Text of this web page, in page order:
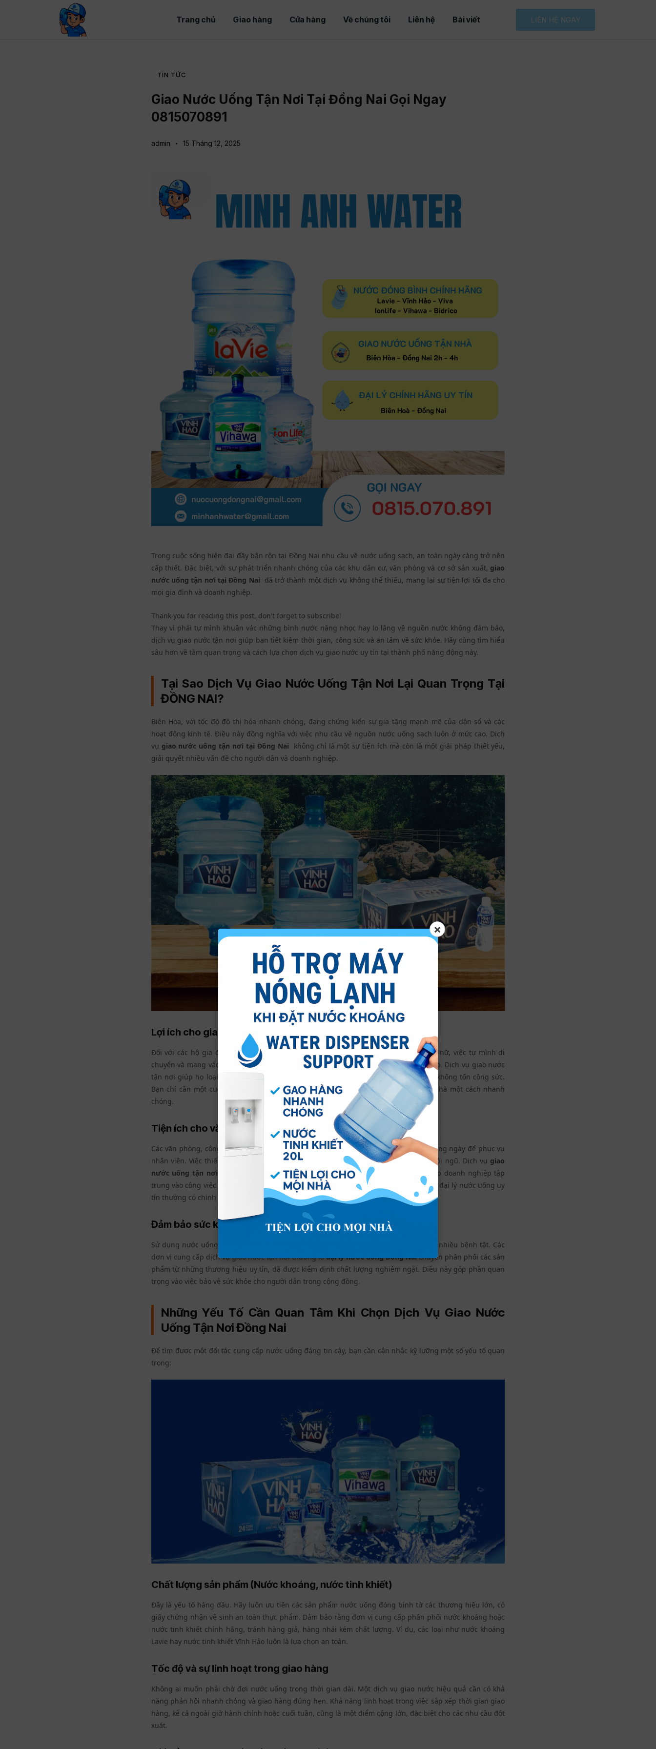
Trang chủ Giao hàng Cửa hàng Về chúng tôi Liên hệ Bài viết LIÊN HỆ NGAY
TIN TỨC
Giao Nước Uống Tận Nơi Tại Đồng Nai Gọi Ngay
0815070891
admin 15 Tháng 12, 2025
Trong cuộc sống hiện đại đầy bận rộn tại Đồng Nai nhu cầu về nước uống sạch, an toàn ngày càng trở nên
cấp thiết. Đặc biệt, với sự phát triển nhanh chóng của các khu dân cư, văn phòng và cơ sở sản xuất, giao
nước uống tận nơi tại Đồng Nai đã trở thành một dịch vụ không thể thiếu, mang lại sự tiện lợi tối đa cho
mọi gia đình và doanh nghiệp.
Thank you for reading this post, don't forget to subscribe!
Thay vì phải tự mình khuân vác những bình nước nặng nhọc hay lo lắng về nguồn nước không đảm bảo,
dịch vụ giao nước tận nơi giúp bạn tiết kiệm thời gian, công sức và an tâm về sức khỏe. Hãy cùng tìm hiểu
sâu hơn về tầm quan trọng và cách lựa chọn dịch vụ giao nước uy tín tại thành phố năng động này.
Tại Sao Dịch Vụ Giao Nước Uống Tận Nơi Lại Quan Trọng Tại
ĐỒNG NAI?
Biên Hòa, với tốc độ đô thị hóa nhanh chóng, đang chứng kiến sự gia tăng mạnh mẽ của dân số và các
hoạt động kinh tế. Điều này đồng nghĩa với việc nhu cầu về nguồn nước uống sạch luôn ở mức cao. Dịch
vụ giao nước uống tận nơi tại Đồng Nai
không chỉ là một sự tiện ích mà còn là một giải pháp thiết yếu,
giải quyết nhiều vấn đề cho người dân và doanh nghiệp.
Lợi ích cho gia đình và cá nhân
Đối với các hộ gia đình, đặc biệt là những gia đình có người già, trẻ nhỏ hoặc phụ nữ, việc tự mình di
chuyển và mang vác các bình nước 20 lít là một công việc nặng nhọc và tiềm ẩn rủi ro. Dịch vụ giao nước
tận nơi giúp họ loại bỏ gánh nặng này, đảm bảo luôn có nước sạch để sử dụng mà không tốn công sức.
Bạn chỉ cần một cuộc gọi hoặc vài cú nhấp chuột, nước sẽ được giao đến tận cửa nhà một cách nhanh
chóng.
Tiện ích cho văn phòng và doanh nghiệp
Các văn phòng, công ty, nhà xưởng ở Đồng Nai luôn cần một lượng lớn nước uống hàng ngày để phục vụ
nhân viên. Việc thiếu nước sẽ ảnh hưởng trực tiếp đến năng suất và sức khỏe của đội ngũ. Dịch vụ giao
nước uống tận nơi tại Đồng Nai
chuyên nghiệp đảm bảo nguồn cung ổn định, giúp doanh nghiệp tập
trung vào công việc chính mà không phải lo lắng về việc cung cấp nước. Hơn nữa, các đại lý nước uống uy
tín thường có chính sách ưu đãi cho khách hàng doanh nghiệp.
Đảm bảo sức khỏe cộng đồng
Sử dụng nước uống không rõ nguồn gốc hoặc không đảm bảo vệ sinh có thể gây ra nhiều bệnh tật. Các
đơn vị cung cấp dịch vụ giao nước tận nơi thường làđại lý nước uống Đồng Naichuyên phân phối các sản
phẩm từ những thương hiệu uy tín, đã được kiểm định chất lượng nghiêm ngặt. Điều này góp phần quan
trọng vào việc bảo vệ sức khỏe cho người dân trong cộng đồng.
Những Yếu Tố Cần Quan Tâm Khi Chọn Dịch Vụ Giao Nước
Uống Tận Nơi Đồng Nai
Để tìm được một đối tác cung cấp nước uống đáng tin cậy, bạn cần cân nhắc kỹ lưỡng một số yếu tố quan
trọng:
Chất lượng sản phẩm (Nước khoáng, nước tinh khiết)
Đây là yếu tố hàng đầu. Hãy luôn ưu tiên các sản phẩm nước uống đóng bình từ các thương hiệu lớn, có
giấy chứng nhận vệ sinh an toàn thực phẩm. Đảm bảo rằng đơn vị cung cấp phân phối nước khoáng hoặc
nước tinh khiết chính hãng, tránh hàng giả, hàng nhái kém chất lượng. Ví dụ, các loại như nước khoáng
Lavie hay nước tinh khiết Vĩnh Hảoluôn là lựa chọn an toàn.
Tốc độ và sự linh hoạt trong giao hàng
Không ai muốn phải chờ đợi nước uống trong thời gian dài. Một dịch vụ giao nước hiệu quả cần có khả
năng phản hồi nhanh chóng và giao hàng đúng hẹn. Khả năng linh hoạt trong việc sắp xếp thời gian giao
hàng, kể cả ngoài giờ hành chính hoặc cuối tuần, cũng là một điểm cộng lớn, đặc biệt cho các nhu cầu đột
xuất.
×